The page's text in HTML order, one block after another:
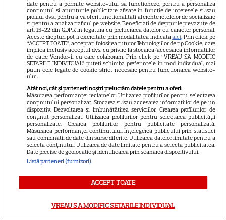
5
„Palatul de Est”, noul fenomen
coreean de pe Netflix: Regele
blestemat, fantomele și
exorcistul care sfidează
moartea
ŞTIRI
NU RATA!
A apărut revista TV Satelit nr.
16! Eda Marcus, Irina Rimes și
zile
date pentru a permite website-ului sa functioneze, pentru a personaliza
continutul si anunturile publicitare afisate in functie de interesele si/sau
profilul dvs., pentru a va oferi functionalitati aferente retelelor de socializare
si pentru a analiza traficul pe website. Beneficiati de drepturile prevazute de
art. 15-22 din GDPR in legatura cu prelucrarea datelor cu caracter personal.
Aceste drepturi pot fi exercitate prin modalitatea indicataaici. Prin click pe
“ACCEPT TOATE”, acceptati folosirea tuturor Tehnologiilor de tip Cookie, care
implica inclusiv acceptul dvs. cu privire la stocarea/accesarea informatiilor
de catre Vendor-ii cu care colaboram. Prin click pe “VREAU SA MODIFIC
SETARILE INDIVIDUAL” puteti schimba preferintele in mod individual, mai
putin cele legate de cookie strict necesare pentru functionarea website-
ului.
Atât noi, cât și partenerii noștri prelucrăm datele pentru a oferi:
Măsurarea performanței reclamelor. Utilizarea profilurilor pentru selectarea
conținutului personalizat. Stocarea și/sau accesarea informațiilor de pe un
dispozitiv. Dezvoltarea și îmbunătățirea serviciilor. Crearea profilurilor de
conținut personalizat. Utilizarea profilurilor pentru selectarea publicității
personalizate. Crearea profilurilor pentru publicitate personalizată.
Măsurarea performanței conținutului. Înțelegerea publicului prin statistici
sau combinații de date din surse diferite. Utilizarea datelor limitate pentru a
selecta conținutul. Utilizarea de date limitate pentru a selecta publicitatea.
Date precise de geolocație și identificarea prin scanarea dispozitivului.
Listă parteneri (furnizori)
ACCEPT TOATE
VREAU SA MODIFIC SETARILE INDIVIDUAL